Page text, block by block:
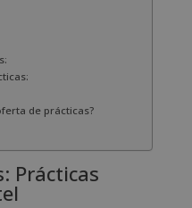
de prácticas?
Prácticas